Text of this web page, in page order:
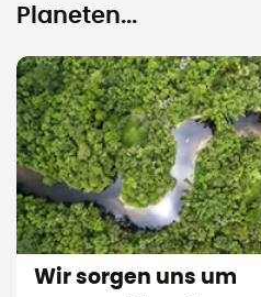
Planeten...
Wir sorgen uns um